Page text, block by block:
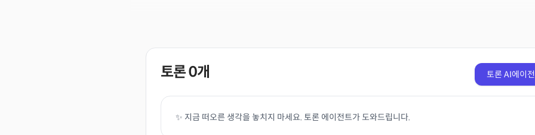
토론0개 토론 AI에이
✨ 지금 떠오른 생각을 놓치지 마세요. 토론 에이전트가 도와드립니다.